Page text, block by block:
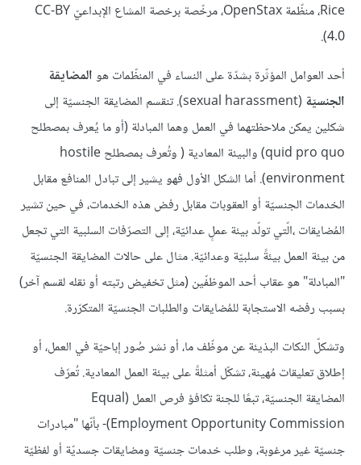
Rice، منظّمة OpenStax، مرخّصة برخصة المشاع الإبداعيّ CC-BY
4.0).
أحد العوامل المؤثّرة بشدّة على النساء في المنظّمات هوالمضايقة
الجنسيّة
(sexual harassment). تنقسم المضايقة الجنسيّة إلى
شكلين يمكن ملاحظتهما في العمل وهما المبادلة (أو ما يُعرف بمصطلح
quid pro quo) والبيئة المعادية ( وتُعرف بمصطلح hostile
environment). أما الشكل الأول فهو يشير إلى تبادل المنافع مقابل
الخدمات الجنسيّة أو العقوبات مقابل رفض هذه الخدمات، في حين تشير
المُضايقات ،الّتي تولّد بيئة عملٍ عدائيّة، إلى التصرّفات السلبية التي تجعل
من بيئة العمل بيئةً سلبيّة وعدائيّة. مثال على حالات المضايقة الجنسيّة
"المبادلة" هو عقاب أحد الموظفّين (مثل تخفيض رتبته أو نقله لقسم آخر)
بسبب رفضه الاستجابة للمُضايقات والطلبات الجنسيّة المتكرّرة.
وتشكلّ النكات البذيئة عن موظّف ما، أو نشر صُور إباحيّة في العمل، أو
إطلاق تعليقات مُهينة، تشكّل أمثلةً على بيئة العمل المعادية. تُعرّف
المضايقة الجنسيّة، تبعًا للجنة تكافؤ فرص العمل (Equal
Employment Opportunity Commission)- بأنّها "مبادرات
جنسيّة غير مرغوبة، وطلب خدمات جنسيّة ومضايقات جسديّة أو لفظيّة